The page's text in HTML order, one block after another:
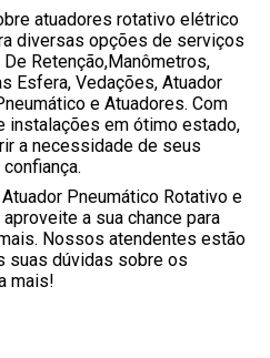
atuadores rotativo elétrico
diversas opções de serviços
Retenção,Manômetros,
Esfera, Vedações, Atuador
e Atuadores. Com
instalações em ótimo estado,
a necessidade de seus
Pneumático Rotativo e
a sua chance para
Nossos atendentes estão
suas dúvidas sobre os
mais!